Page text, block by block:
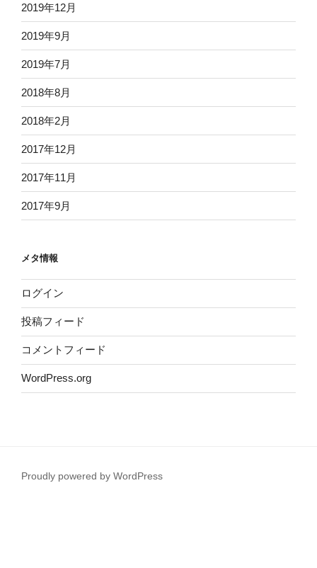
2019年12月
2019年9月
2019年7月
2018年8月
2018年2月
2017年12月
2017年11月
2017年9月
メタ情報
ログイン
投稿フィード
コメントフィード
WordPress.org
Proudly powered by WordPress